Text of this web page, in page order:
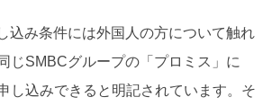
込み条件には外国人の方について触れ
じSMBCグループの「プロミス」に
し込みできると明記されています。そ